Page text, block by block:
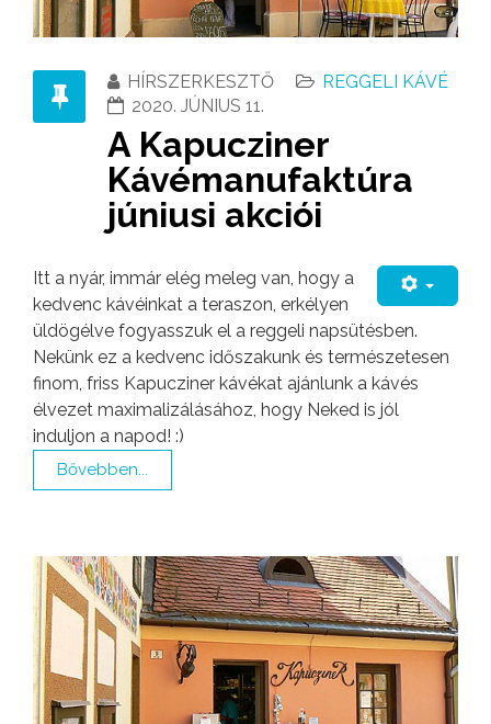
HÍRSZERKESZTŐ
REGGELI KÁVÉ
2020. JÚNIUS 11.
A Kapucziner
Kávémanufaktúra
júniusi akciói
Itt a nyár, immár elég meleg van, hogy a
kedvenc kávéinkat a teraszon, erkélyen
üldögélve fogyasszuk el a reggeli napsütésben.
Nekünk ez a kedvenc időszakunk és természetesen
finom, friss Kapucziner kávékat ajánlunk a kávés
élvezet maximalizálásához, hogy Neked is jól
induljon a napod! :)
Bővebben...